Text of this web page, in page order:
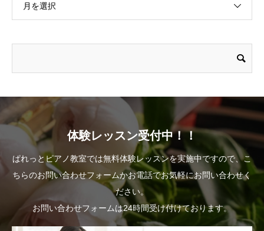
月を選択
体験レッスン受付中！！
ぱれっとピアノ教室では無料体験レッスンを実施中ですので、こ
ちらのお問い合わせフォームかお電話でお気軽にお問い合わせく
ださい。
お問い合わせフォームは24時間受け付けております。